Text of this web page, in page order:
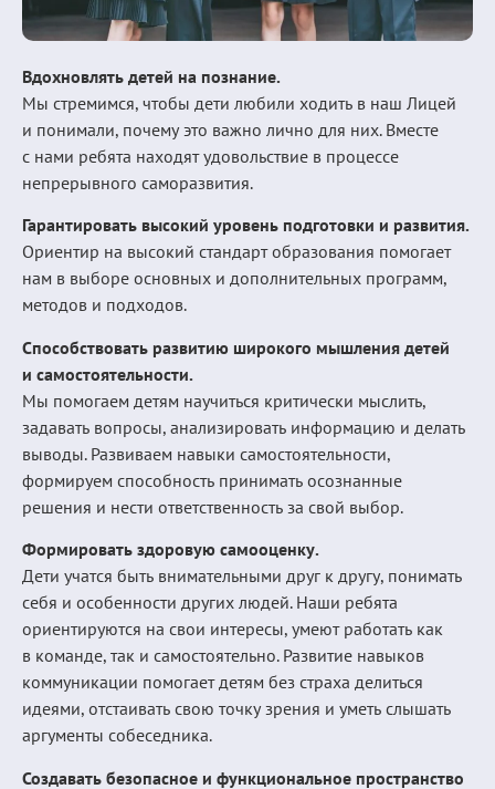
Вдохновлять детей на познание.
Мы стремимся, чтобы дети любили ходить в наш Лицей
и понимали, почему это важно лично для них. Вместе
с нами ребята находят удовольствие в процессе
непрерывного саморазвития.
Гарантировать высокий уровень подготовки и развития.
Ориентир на высокий стандарт образования помогает
нам в выборе основных и дополнительных программ,
методов и подходов.
Способствовать развитию широкого мышления детей
и самостоятельности.
Мы помогаем детям научиться критически мыслить,
задавать вопросы, анализировать информацию и делать
выводы. Развиваем навыки самостоятельности,
формируем способность принимать осознанные
решения и нести ответственность за свой выбор.
Формировать здоровую самооценку.
Дети учатся быть внимательными друг к другу, понимать
себя и особенности других людей. Наши ребята
ориентируются на свои интересы, умеют работать как
в команде, так и самостоятельно. Развитие навыков
коммуникации помогает детям без страха делиться
идеями, отстаивать свою точку зрения и уметь слышать
аргументы собеседника.
Создавать безопасное и функциональное пространство